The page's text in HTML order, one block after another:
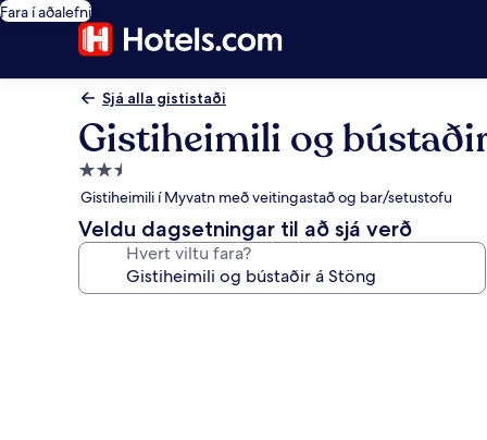
Fara í aðalefni
Sjá alla gististaði
Gistiheimili og
2.5
stjörnu
gististaður
Gistiheimili í Myvatn með veitingastað og bar/setustofu
Veldu dagsetningar til að sjá verð
Hvert viltu fara?